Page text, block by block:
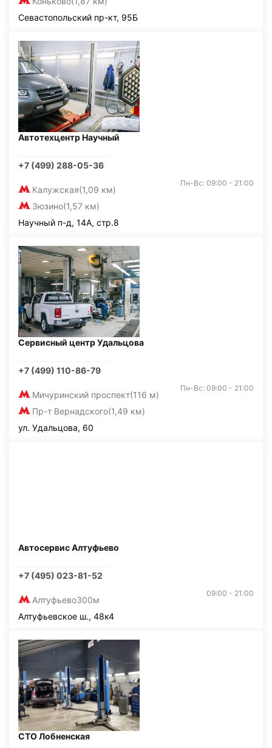
Севастопольский пр-кт, 95Б
Автотехцентр Научный
+7 (499) 288-05-36
Калужская(1,09 км)
Зюзино(1,57 км)
Пн-Вс: 09:00 - 21:00
Научный п-д, 14А, стр.8
Сервисный центр Удальцова
+7 (499) 110-86-79
Мичуринский проспект(116 м)
Пр-т Вернадского(1,49 км)
Пн-Вс: 09:00 - 21:00
ул. Удальцова, 60
Автосервис Алтуфьево
+7 (495) 023-81-52
Алтуфьево300м
09:00 - 21:00
Алтуфьевское ш., 48к4
СТО Лобненская